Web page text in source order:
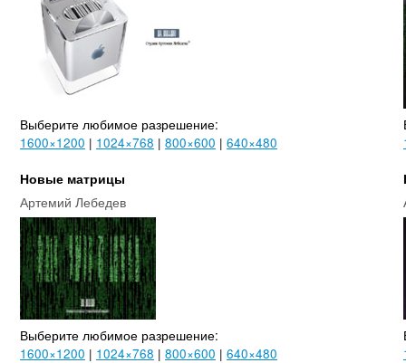
Выберите любимое разрешение:
1600×1200 | 1024×768 | 800×600 | 640×480
Новые матрицы
Артемий Лебедев
Выберите любимое разрешение:
1600×1200 | 1024×768 | 800×600 | 640×480